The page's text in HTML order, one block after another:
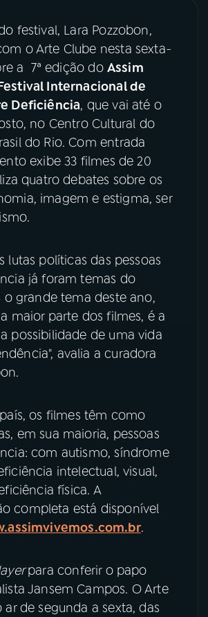
MEC
MEC
Facebook
X
festival, Lara Pozzobon,
o Arte Clube nesta sexta-
a 7ª edição do Assim
Internacional de
Deficiência, que vai até o
no Centro Cultural do
do Rio. Com entrada
exibe 33 filmes de 20
quatro debates sobre os
imagem e estigma, ser
lutas políticas das pessoas
já foram temas do
o grande tema deste ano,
maior parte dos filmes, é a
possibilidade de uma vida
avalia a curadora
os filmes têm como
em sua maioria, pessoas
com autismo, síndrome
intelectual, visual,
física. A
completa está disponível
.
para conferir o papo
Jansem Campos. O Arte
ar de segunda a sexta, das